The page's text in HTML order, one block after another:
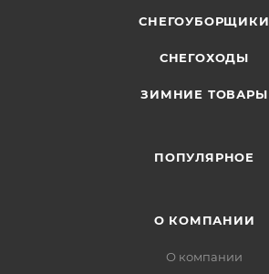
СНЕГОУБОРЩИКИ
СНЕГОХОДЫ
ЗИМНИЕ ТОВАРЫ
ПОПУЛЯРНОЕ
О КОМПАНИИ
О компании